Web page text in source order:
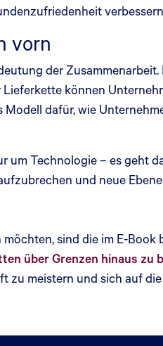
vorn
der
können
dafür, wie
Technologie – es geht
und neue
sind die im E-
über Grenzen hinaus zu
meistern und sich auf